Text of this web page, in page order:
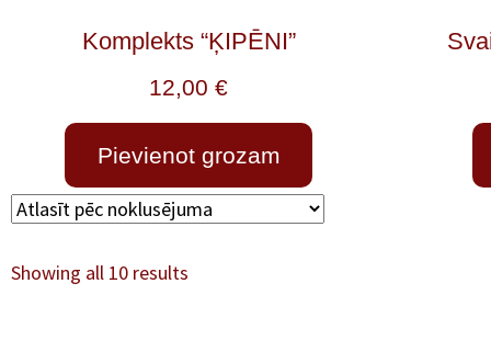
Komplekts “ĶIPĒNI”
12,00 €
Pievienot grozam
Showing all 10 results